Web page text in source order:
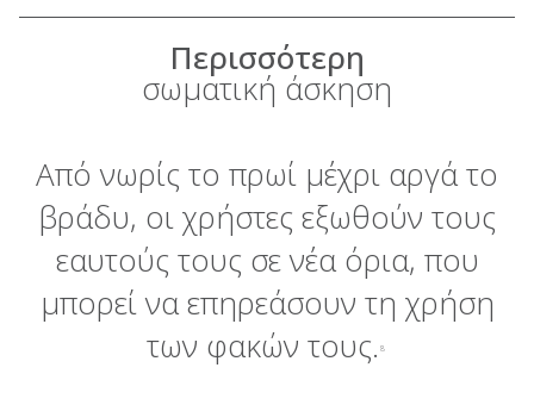
Περισσότερη
σωματική άσκηση
Από νωρίς το πρωί μέχρι αργά το
βράδυ, οι χρήστες εξωθούν τους
εαυτούς τους σε νέα όρια, που
μπορεί να επηρεάσουν τη χρήση
των φακών τους. 8